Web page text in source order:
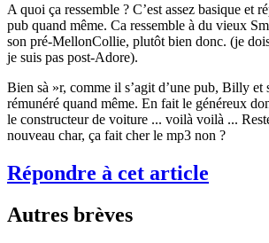
A quoi ça ressemble ? C’est assez basique et
pub quand même. Ca ressemble à du vieux
son pré-MellonCollie, plutôt bien donc. (je
je suis pas post-Adore).
Bien sà »r, comme il s’agit d’une pub, Billy et
rémunéré quand même. En fait le généreux
le constructeur de voiture ... voilà voilà ...
nouveau char, ça fait cher le mp3 non ?
Répondre à cet article
Autres brèves